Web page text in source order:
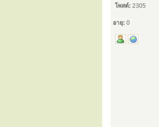
โพสต์: 2305
อายุ: 0